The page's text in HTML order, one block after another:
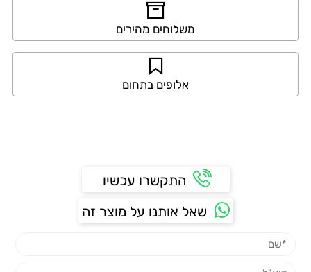
משלוחים מהירים
אלופים בתחום
התקשרו עכשיו
שאל אותנו על מוצר זה